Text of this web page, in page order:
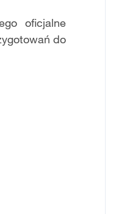
oficjalne
do